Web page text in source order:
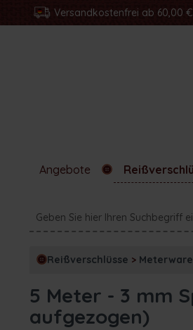
Versandkostenfrei ab 60,00
Angebote
Reißverschlüsse >
5 Meter - 3 mm
aufgezogen)